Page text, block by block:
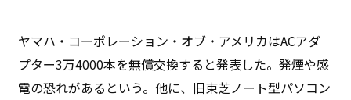
ヤマハ・コーポレーション・オブ・アメリカはACアダ
プター3万4000本を無償交換すると発表した。発煙や感
電の恐れがあるという。他に、旧東芝ノート型パソコン